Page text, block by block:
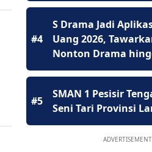
#4
S Drama Jadi
Uang 2026,
Nonton Drama
#5
SMAN 1 Pesisir
Seni Tari Provinsi